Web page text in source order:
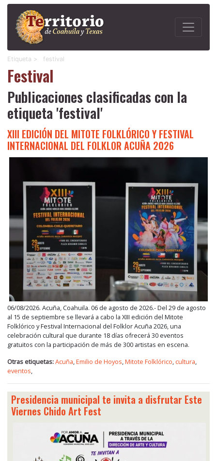
Etiqueta > festival
Festival
Publicaciones clasificadas con la
etiqueta 'festival'
XIII EDICIÓN DEL MITOTE FOLKLÓRICO Y FESTIVAL
INTERNACIONAL DEL FOLKLOR ACUÑA 2026
06/08/2026. Acuña, Coahuila. 06 de agosto de 2026.- Del 29 de agosto
al 15 de septiembre se llevará a cabo la XIII edición del Mitote
Folklórico y Festival Internacional del Folklor Acuña 2026, una
celebración cultural que durante 18 días ofrecerá 30 eventos
gratuitos con la participación de más de 300 artistas en escena.
Otras etiquetas:Acuña Emilio de Hoyos Mitote Folklórico cultura
eventos
Presidencia municipal te invita a disfrutar Este
Viernes Chido Art Fest